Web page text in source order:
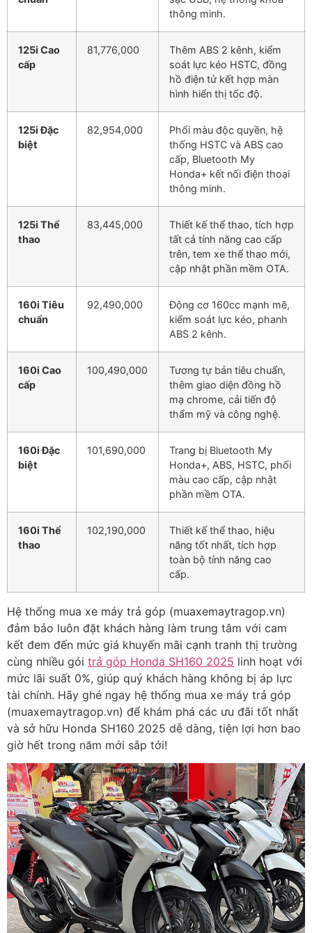
thông minh.
125i Cao
cấp
81,776,000
Thêm ABS 2 kênh, kiểm
soát lực kéo HSTC, đồng
hồ điện tử kết hợp màn
hình hiển thị tốc độ.
125i Đặc
biệt
82,954,000
Phối màu độc quyền, hệ
thống HSTC và ABS cao
cấp, Bluetooth My
Honda+ kết nối điện thoại
thông minh.
125i Thể
thao
83,445,000
Thiết kế thể thao, tích hợp
tất cả tính năng cao cấp
trên, tem xe thể thao mới,
cập nhật phần mềm OTA.
160i Tiêu
chuẩn
92,490,000
Động cơ 160cc mạnh mẽ,
kiểm soát lực kéo, phanh
ABS 2 kênh.
160i Cao
cấp
100,490,000
Tương tự bản tiêu chuẩn,
thêm giao diện đồng hồ
mạ chrome, cải tiến độ
thẩm mỹ và công nghệ.
160i Đặc
biệt
101,690,000
Trang bị Bluetooth My
Honda+, ABS, HSTC, phối
màu cao cấp, cập nhật
phần mềm OTA.
160i Thể
thao
102,190,000
Thiết kế thể thao, hiệu
năng tốt nhất, tích hợp
toàn bộ tính năng cao
cấp.
Hệ thống mua xe máy trả góp (muaxemaytragop.vn)
đảm bảo luôn đặt khách hàng làm trung tâm với cam
kết đem đến mức giá khuyến mãi cạnh tranh thị trường
cùng nhiều gói trả góp Honda SH160 2025 linh hoạt với
mức lãi suất 0%, giúp quý khách hàng không bị áp lực
tài chính. Hãy ghé ngay hệ thống mua xe máy trả góp
(muaxemaytragop.vn) để khám phá các ưu đãi tốt nhất
và sở hữu Honda SH160 2025 dễ dàng, tiện lợi hơn bao
giờ hết trong năm mới sắp tới!